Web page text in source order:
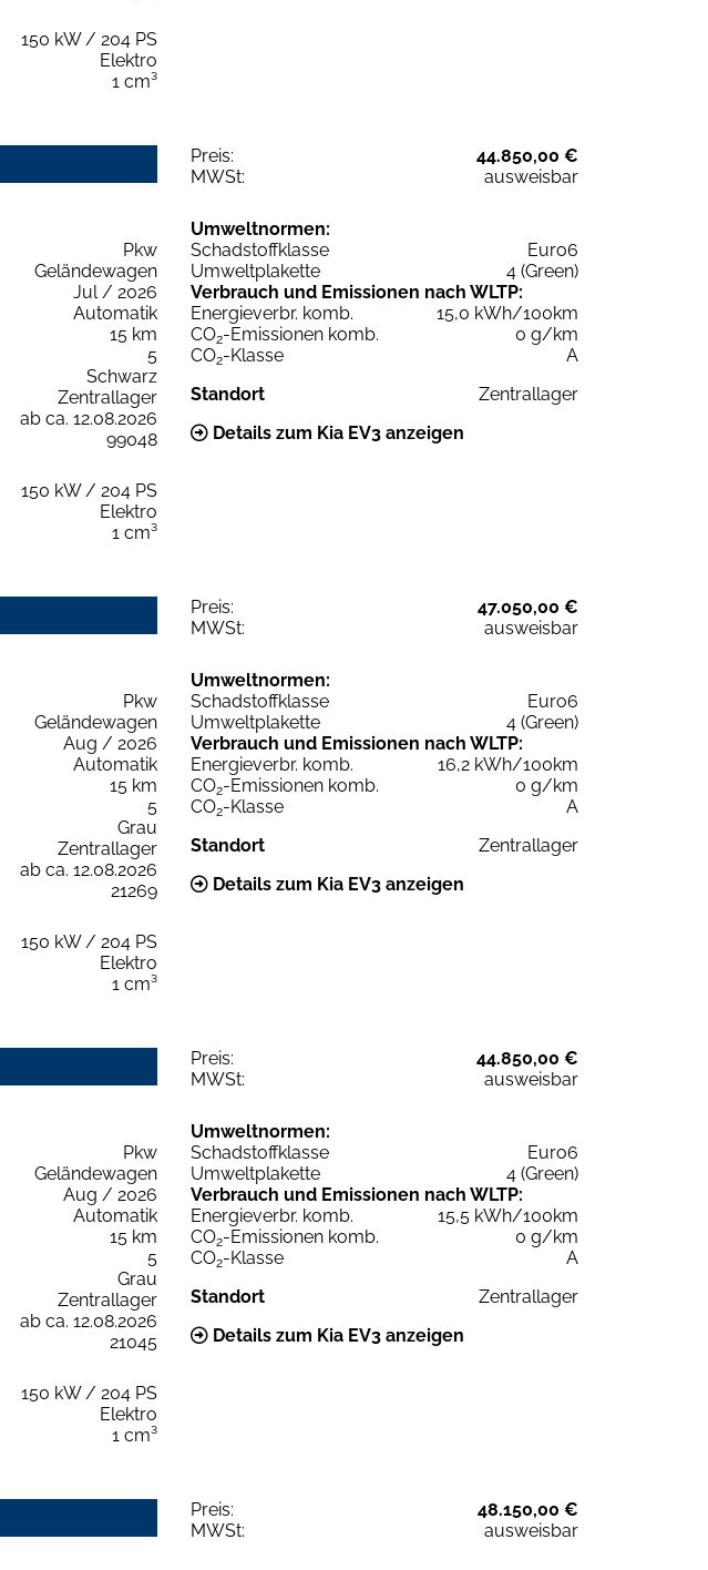
150 kW / 204 PS
Elektro
1 cm³
Preis:
44.850,00 €
MWSt:
ausweisbar
Pkw
Geländewagen
Jul / 2026
Automatik
15 km
5
Schwarz
Zentrallager
ab ca. 12.08.2026
99048
150 kW / 204 PS
Elektro
1 cm³
Umweltnormen:
Schadstoffklasse
Euro6
Umweltplakette
4 (Green)
Verbrauch und Emissionen nach WLTP:
Energieverbr. komb.
15,0 kWh/100km
CO2-Emissionen komb.
0 g/km
CO2-Klasse
A
Standort
Zentrallager
Details zum Kia EV3 anzeigen
Preis:
47.050,00 €
MWSt:
ausweisbar
Pkw
Geländewagen
Aug / 2026
Automatik
15 km
5
Grau
Zentrallager
ab ca. 12.08.2026
21269
150 kW / 204 PS
Elektro
1 cm³
Umweltnormen:
Schadstoffklasse
Euro6
Umweltplakette
4 (Green)
Verbrauch und Emissionen nach WLTP:
Energieverbr. komb.
16,2 kWh/100km
CO2-Emissionen komb.
0 g/km
CO2-Klasse
A
Standort
Zentrallager
Details zum Kia EV3 anzeigen
Preis:
44.850,00 €
MWSt:
ausweisbar
Pkw
Geländewagen
Aug / 2026
Automatik
15 km
5
Grau
Zentrallager
ab ca. 12.08.2026
21045
150 kW / 204 PS
Elektro
1 cm³
Umweltnormen:
Schadstoffklasse
Euro6
Umweltplakette
4 (Green)
Verbrauch und Emissionen nach WLTP:
Energieverbr. komb.
15,5 kWh/100km
CO2-Emissionen komb.
0 g/km
CO2-Klasse
A
Standort
Zentrallager
Details zum Kia EV3 anzeigen
Preis:
48.150,00 €
MWSt:
ausweisbar